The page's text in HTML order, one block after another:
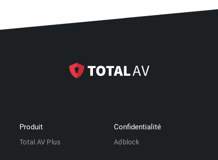
Produit
Total AV Plus
Confidentialité
Adblock